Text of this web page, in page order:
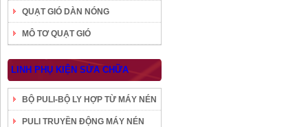
QUẠT GIÓ DÀN NÓNG
MÔ TƠ QUẠT GIÓ
LINH PHỤ KIỆN SỬA CHỮA
BỘ PULI-BỘ LY HỢP TỪ MÁY NÉN
PULI TRUYỀN ĐỘNG MÁY NÉN